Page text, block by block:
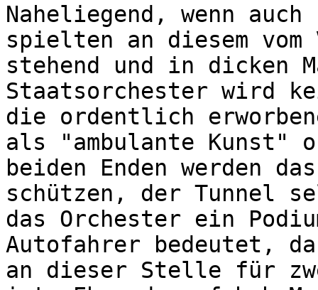
Naheliegend, wenn
spielten an diesem
stehend und in dicken
Staatsorchester wird
die ordentlich
als "ambulante Kunst"
beiden Enden werden
schützen, der Tunnel
das Orchester ein
Autofahrer bedeutet,
an dieser Stelle für